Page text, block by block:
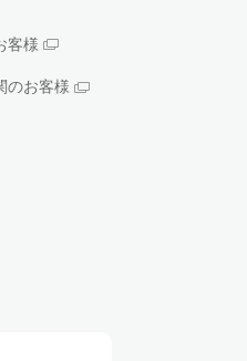
客様
のお客様